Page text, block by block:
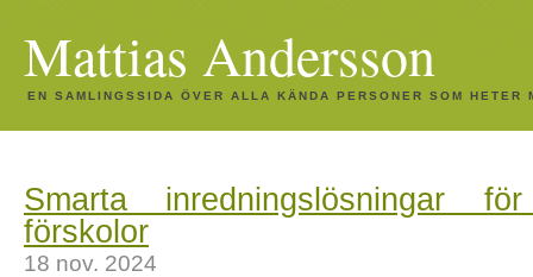
Mattias Andersson
EN SAMLINGSSIDA ÖVER ALLA KÄNDA PERSONER SOM HETER
Smarta inredningslösningar
förskolor
18 nov. 2024